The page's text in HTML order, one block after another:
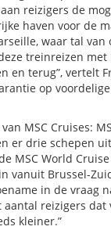
reizigers de
haven voor de
waar tal van
treinreizen met
terug”, vertelt
op
MSC Cruises:
er drie schepen
MSC World
vanuit Brussel-
in de vraag
reizigers
kleiner.”